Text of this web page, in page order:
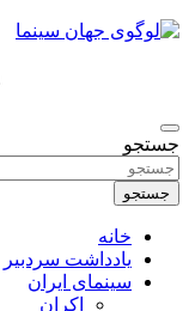
پرش
جستجو
جستجو
خانه
یادداشت سردبیر
سینمای ایران
اکران